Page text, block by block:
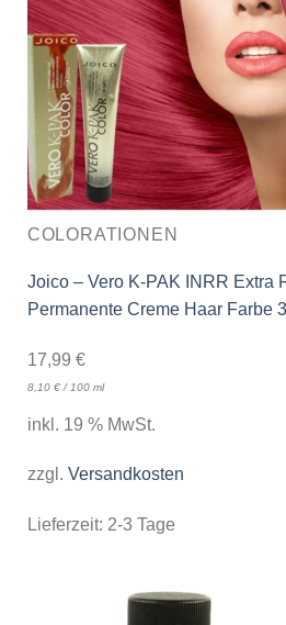
COLORATIONEN
Joico – Vero K-PAK INRR Extra
Permanente Creme Haar Farbe
17,99 €
8,10 €/ 100 ml
inkl. 19 % MwSt.
zzgl. Versandkosten
Lieferzeit: 2-3 Tage